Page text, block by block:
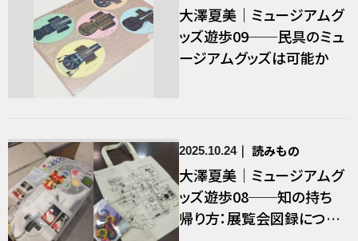
大澤夏美｜ミュージアムグ
ッズ遊歩09──民具のミュ
ージアムグッズは可能か
2025.10.24 読みもの
大澤夏美｜ミュージアムグ
ッズ遊歩08──知の持ち
帰り方：展覧会図録につい